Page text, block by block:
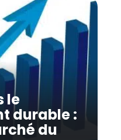
le
durable :
du